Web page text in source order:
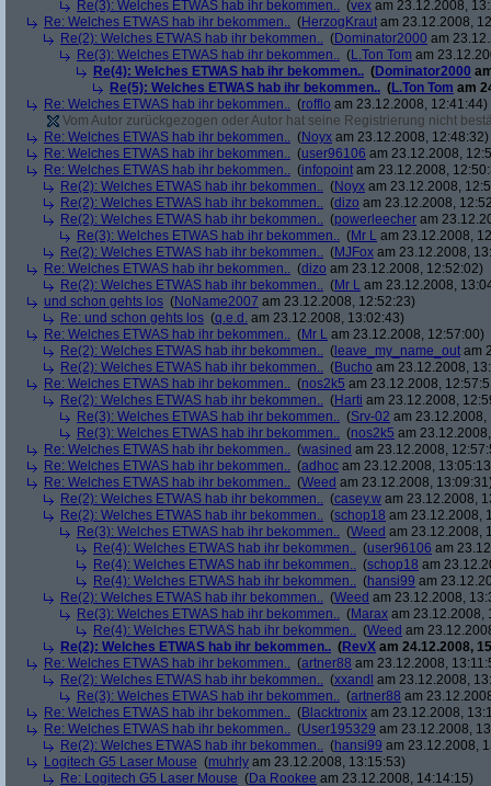
Re(3): Welches ETWAS hab ihr bekommen.. (vex am 23.12.2008,
Re: Welches ETWAS hab ihr bekommen.. (HerzogKraut am 23.12.2008,
Re(2): Welches ETWAS hab ihr bekommen.. (Dominator2000 am
Re(3): Welches ETWAS hab ihr bekommen.. (L.Ton Tom am
Re(4): Welches ETWAS hab ihr bekommen.. (Dominator2000
Re(5): Welches ETWAS hab ihr bekommen.. (L.Ton Tom am
Re: Welches ETWAS hab ihr bekommen.. (rofflo am 23.12.2008, 12:41:44)
Vom Autor zurückgezogen oder Autor hat seine Registrierung nicht
Re: Welches ETWAS hab ihr bekommen.. (Noyx am 23.12.2008, 12:48:32)
Re: Welches ETWAS hab ihr bekommen.. (user96106 am 23.12.2008,
Re: Welches ETWAS hab ihr bekommen.. (infopoint am 23.12.2008,
Re(2): Welches ETWAS hab ihr bekommen.. (Noyx am 23.12.2008,
Re(2): Welches ETWAS hab ihr bekommen.. (dizo am 23.12.2008,
Re(2): Welches ETWAS hab ihr bekommen.. (powerleecher am
Re(3): Welches ETWAS hab ihr bekommen.. (Mr L am 23.12.2008,
Re(2): Welches ETWAS hab ihr bekommen.. (MJFox am 23.12.2008,
Re: Welches ETWAS hab ihr bekommen.. (dizo am 23.12.2008, 12:52:02)
Re(2): Welches ETWAS hab ihr bekommen.. (Mr L am 23.12.2008,
und schon gehts los (NoName2007 am 23.12.2008, 12:52:23)
Re: und schon gehts los (q.e.d. am 23.12.2008, 13:02:43)
Re: Welches ETWAS hab ihr bekommen.. (Mr L am 23.12.2008, 12:57:00)
Re(2): Welches ETWAS hab ihr bekommen.. ( leave_my_name_out am
Re(2): Welches ETWAS hab ihr bekommen.. (Bucho am 23.12.2008,
Re: Welches ETWAS hab ihr bekommen.. (nos2k5 am 23.12.2008,
Re(2): Welches ETWAS hab ihr bekommen.. (Harti am 23.12.2008,
Re(3): Welches ETWAS hab ihr bekommen.. (Srv-02 am 23.12.2008,
Re(3): Welches ETWAS hab ihr bekommen.. (nos2k5 am
Re: Welches ETWAS hab ihr bekommen.. (wasined am 23.12.2008,
Re: Welches ETWAS hab ihr bekommen.. (adhoc am 23.12.2008,
Re: Welches ETWAS hab ihr bekommen.. (Weed am 23.12.2008,
Re(2): Welches ETWAS hab ihr bekommen.. (casey.w am 23.12.2008,
Re(2): Welches ETWAS hab ihr bekommen.. (schop18 am 23.12.2008,
Re(3): Welches ETWAS hab ihr bekommen.. (Weed am 23.12.2008,
Re(4): Welches ETWAS hab ihr bekommen.. (user96106 am
Re(4): Welches ETWAS hab ihr bekommen.. (schop18 am
Re(4): Welches ETWAS hab ihr bekommen.. (hansi99 am
Re(2): Welches ETWAS hab ihr bekommen.. (Weed am 23.12.2008,
Re(3): Welches ETWAS hab ihr bekommen.. (Marax am 23.12.2008,
Re(4): Welches ETWAS hab ihr bekommen.. (Weed am
Re(2): Welches ETWAS hab ihr bekommen.. (RevX am 24.12.2008,
Re: Welches ETWAS hab ihr bekommen.. (artner88 am 23.12.2008,
Re(2): Welches ETWAS hab ihr bekommen.. (xxandl am 23.12.2008,
Re(3): Welches ETWAS hab ihr bekommen.. (artner88 am
Re: Welches ETWAS hab ihr bekommen.. (Blacktronix am 23.12.2008,
Re: Welches ETWAS hab ihr bekommen.. (User195329 am 23.12.2008,
Re(2): Welches ETWAS hab ihr bekommen.. (hansi99 am 23.12.2008,
Logitech G5 Laser Mouse (muhrly am 23.12.2008, 13:15:53)
Re: Logitech G5 Laser Mouse (Da Rookee am 23.12.2008, 14:14:15)